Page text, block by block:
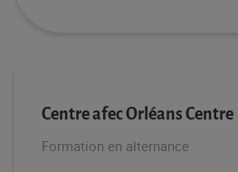
Centre afec Orléans Centre
Formation en alternance